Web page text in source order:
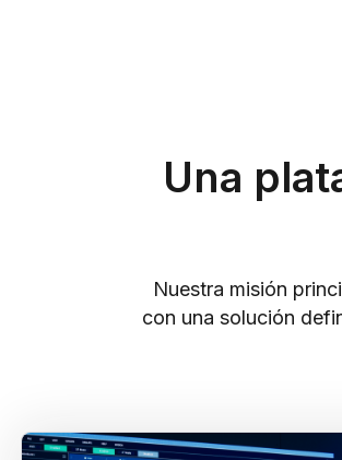
Una
Nuestra misión
con una solución